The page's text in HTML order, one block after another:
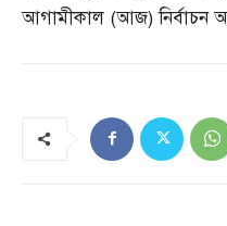
আগামীকাল (আজ)নির্বাচন